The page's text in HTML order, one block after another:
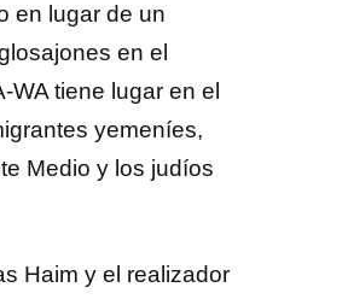
en lugar de un
en el
tiene lugar en el
yemeníes,
Medio y los judíos
Haim y el realizador